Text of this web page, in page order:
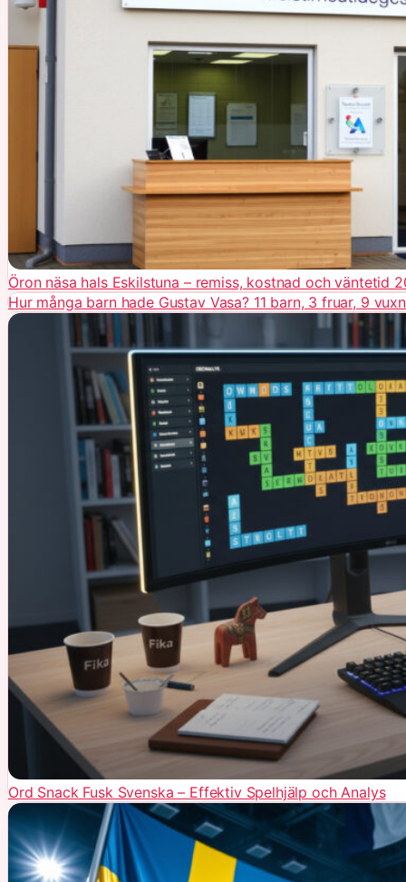
Öron näsa hals Eskilstuna – remiss, kostnad och väntetid
Hur många barn hade Gustav Vasa? 11 barn, 3 fruar, 9
Ord Snack Fusk Svenska – Effektiv Spelhjälp och Analys